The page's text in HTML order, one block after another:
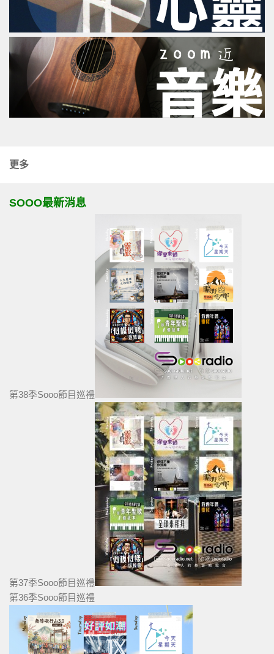
更多
SOOO最新消息
第38季Sooo節目巡禮
第37季Sooo節目巡禮
第36季Sooo節目巡禮